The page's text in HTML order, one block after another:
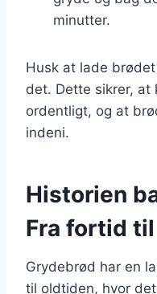
minutter.
Husk at lade
det. Dette sikrer,
ordentligt, og at
indeni.
Historien
Fra fortid
Grydebrød har en
til oldtiden, hvor